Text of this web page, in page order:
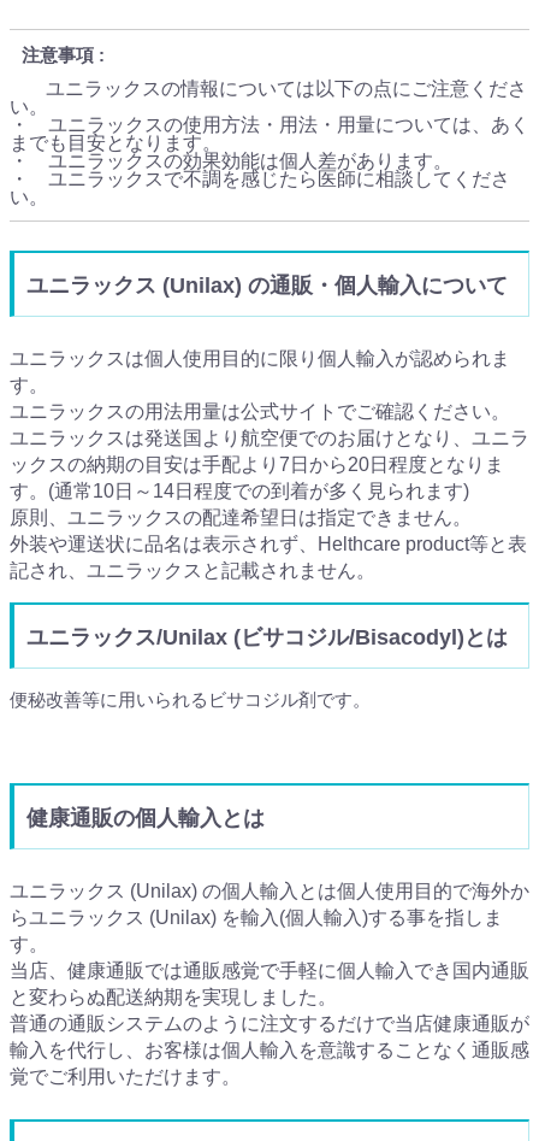
注意事項
ユニラックスの情報については以下の点にご注意くださ
い。
・ ユニラックスの使用方法・用法・用量については、あく
までも目安となります。
・ ユニラックスの効果効能は個人差があります。
・ ユニラックスで不調を感じたら医師に相談してくださ
い。
ユニラックス (Unilax) の通販・個人輸入について
ユニラックスは個人使用目的に限り個人輸入が認められま
す。
ユニラックスの用法用量は公式サイトでご確認ください。
ユニラックスは発送国より航空便でのお届けとなり、ユニラ
ックスの納期の目安は手配より7日から20日程度となりま
す。(通常10日～14日程度での到着が多く見られます)
原則、ユニラックスの配達希望日は指定できません。
外装や運送状に品名は表示されず、Helthcare product等と表
記され、ユニラックスと記載されません。
ユニラックス/Unilax (ビサコジル/Bisacodyl)とは
便秘改善等に用いられるビサコジル剤です。
健康通販の個人輸入とは
ユニラックス (Unilax) の個人輸入とは個人使用目的で海外か
らユニラックス (Unilax) を輸入(個人輸入)する事を指しま
す。
当店、健康通販では通販感覚で手軽に個人輸入でき国内通販
と変わらぬ配送納期を実現しました。
普通の通販システムのように注文するだけで当店健康通販が
輸入を代行し、お客様は個人輸入を意識することなく通販感
覚でご利用いただけます。